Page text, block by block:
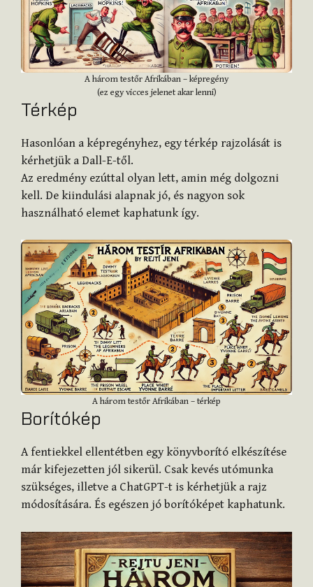
A három testőr Afrikában – képregény
(ez egy vicces jelenet akar lenni)
Térkép
Hasonlóan a képregényhez, egy térkép rajzolását is
kérhetjük a Dall-E-től.
Az eredmény ezúttal olyan lett, amin még dolgozni
kell. De kiindulási alapnak jó, és nagyon sok
használható elemet kaphatunk így.
A három testőr Afrikában – térkép
Borítókép
A fentiekkel ellentétben egy könyvborító elkészítése
már kifejezetten jól sikerül. Csak kevés utómunka
szükséges, illetve a ChatGPT-t is kérhetjük a rajz
módosítására. És egészen jó borítóképet kaphatunk.